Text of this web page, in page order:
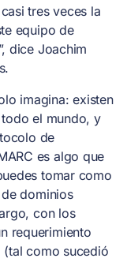
tres veces la
equipo de
dice Joachim
imagina: existen
el mundo, y
de
es algo que
tomar como
dominios
con los
requerimiento
como sucedió